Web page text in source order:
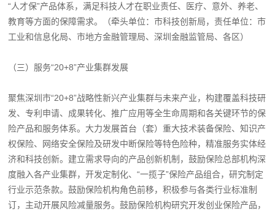
“人才保”产品体系，满足科技人才在职业责任、医疗、意外、养老、
教育等方面的保障需求。（牵头单位：市科技创新局，责任单位：市
工业和信息化局、市地方金融管理局、深圳金融监管局、各区）
（三）服务“20+8”产业集群发展
聚焦深圳市“20+8”战略性新兴产业集群与未来产业，构建覆盖科技研
发、专利申请、成果转化、推广应用等全生命周期和各关键环节的保
险产品和服务体系。大力发展首台（套）重大技术装备保险、知识产
权保险、网络安全保险及研发中断保险等特色险种，精准服务实体经
济和科技创新。建立需求导向的产品创新机制，鼓励保险总部机构深
度融入各产业集群，开发定制化、“一揽子”保险产品组合，研究制定
行业示范条款。鼓励保险机构角色前移，积极参与各类行业标准制
订，主动开展风险减量服务。鼓励保险机构研究开发创业保险产品，